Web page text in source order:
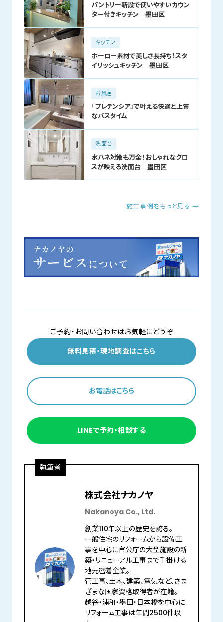
パントリー新設で使いやすいカウン
ター付きキッチン｜墨田区
キッチン
ホーロー素材で美しさ長持ち！スタ
イリッシュキッチン｜墨田区
お風呂
「プレデンシア」で叶える快適と上質
なバスタイム
洗面台
水ハネ対策も万全！おしゃれなクロ
スが映える洗面台｜墨田区
施工事例をもっと見る →
ご予約・お問い合わせはお気軽にどうぞ
無料見積・現地調査はこちら
お電話はこちら
LINEで予約・相談する
執筆者
株式会社ナカノヤ
Nakanoya Co., Ltd.
創業110年以上の歴史を誇る。
一般住宅のリフォームから設備工
事を中心に官公庁の大型施設の新
築・リニューアル工事まで手掛ける
地元密着企業。
管工事、土木、建築、電気など、さま
ざまな国家資格取得者が在籍。
越谷・浦和・墨田・日本橋を中心に
リフォーム工事は年間2500件以